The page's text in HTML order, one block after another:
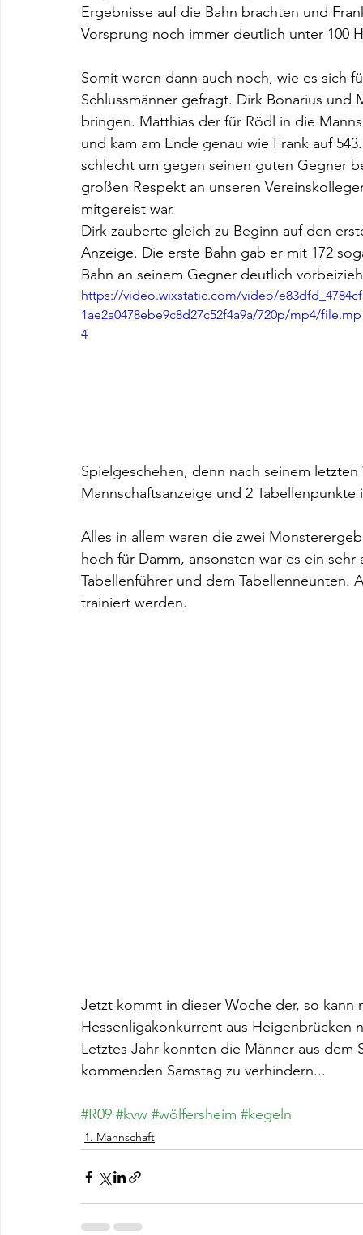
Ergebnisse auf die Bahn brachten und
Vorsprung noch immer deutlich unter 100
Somit waren dann auch noch, wie es sich
Schlussmänner gefragt. Dirk Bonarius
bringen. Matthias der für Rödl in die
und kam am Ende genau wie Frank auf
schlecht um gegen seinen guten Gegner
großen Respekt an unseren
mitgereist war.
Dirk zauberte gleich zu Beginn auf den
Anzeige. Die erste Bahn gab er mit 172
Bahn an seinem Gegner deutlich
https://video.wixstatic.com/video/e83dfd_4784cf
1ae2a0478ebe9c8d27c52f4a9a/720p/mp4/file.mp
4
Spielgeschehen, denn nach seinem
Mannschaftsanzeige und 2 Tabellenpunkte
Alles in allem waren die zwei
hoch für Damm, ansonsten war es ein
Tabellenführer und dem Tabellenneunten.
trainiert werden.
Jetzt kommt in dieser Woche der, so kann
Hessenligakonkurrent aus Heigenbrücken
Letztes Jahr konnten die Männer aus
kommenden Samstag zu verhindern...
#R09 #kvw #wölfersheim #kegeln
1. Mannschaft